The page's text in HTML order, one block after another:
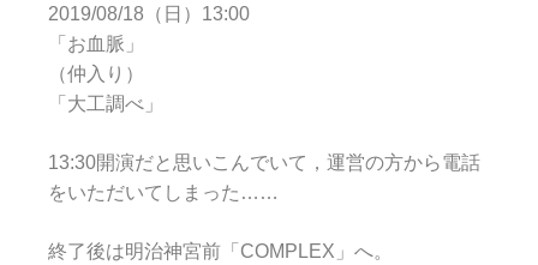
2019/08/18（日）13:00
「お血脈」
（仲入り）
「大工調べ」
13:30開演だと思いこんでいて，運営の方から電話
をいただいてしまった……
終了後は明治神宮前「COMPLEX」へ。